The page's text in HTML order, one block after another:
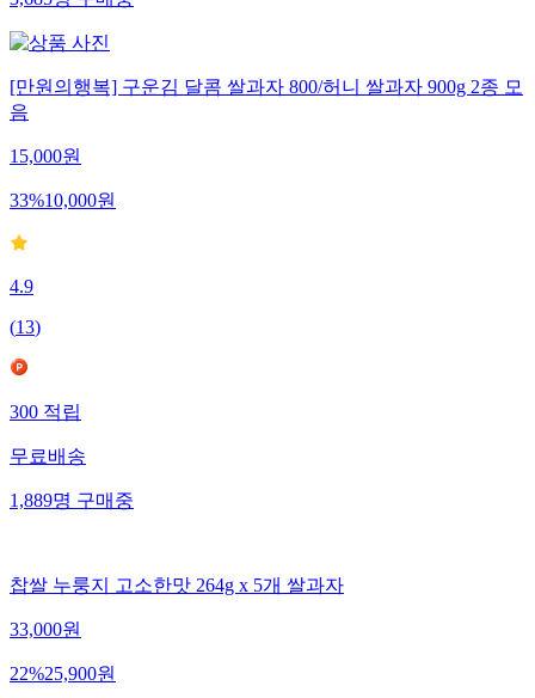
3,685명구매중
[만원의행복] 구운김 달콤 쌀과자 800/허니 쌀과자 900g 2종 모
음
15,000원
33%10,000원
4.9
(13)
300적립
무료배송
1,889명구매중
찹쌀 누룽지 고소한맛 264g x 5개 쌀과자
33,000원
22%25,900원